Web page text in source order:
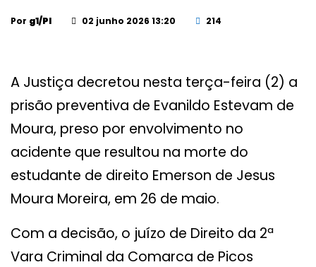
Por g1/PI 02 junho 2026 13:20 214
A Justiça decretou nesta terça-feira (2) a
prisão preventiva de Evanildo Estevam de
Moura, preso por envolvimento no
acidente que resultou na morte do
estudante de direito Emerson de Jesus
Moura Moreira, em 26 de maio.
Com a decisão, o juízo de Direito da 2ª
Vara Criminal da Comarca de Picos